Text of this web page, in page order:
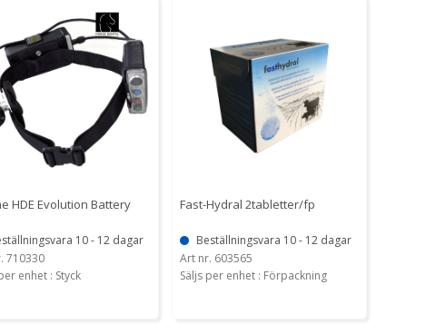
HDE Evolution Battery
10 - 12 dagar
710330
enhet : Styck
Fast-Hydral 2tabletter/fp
Beställningsvara 10 - 12 dagar
Art nr. 603565
Säljs per enhet : Förpackning